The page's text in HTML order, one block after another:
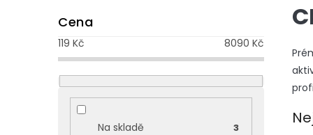
o
s
t
r
a
Cena
119 Kč 8090 Kč
Na skladě 3